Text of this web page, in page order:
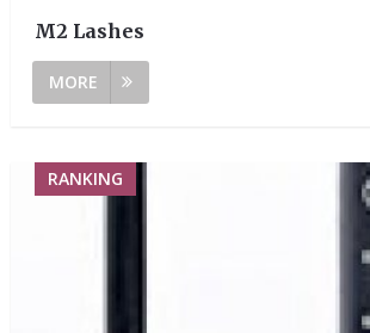
M2 Lashes
MORE
RANKING